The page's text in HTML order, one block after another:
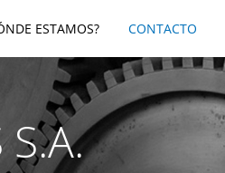
ESTAMOS? CONTACTO